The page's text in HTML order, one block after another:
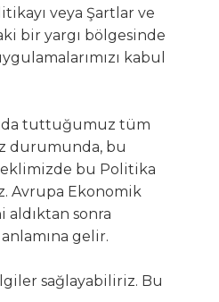
veya Şartlar ve
bir yargı bölgesinde
kabul
tuttuğumuz tüm
durumunda, bu
bu Politika
Avrupa Ekonomik
aldıktan sonra
gelir.
sağlayabiliriz. Bu